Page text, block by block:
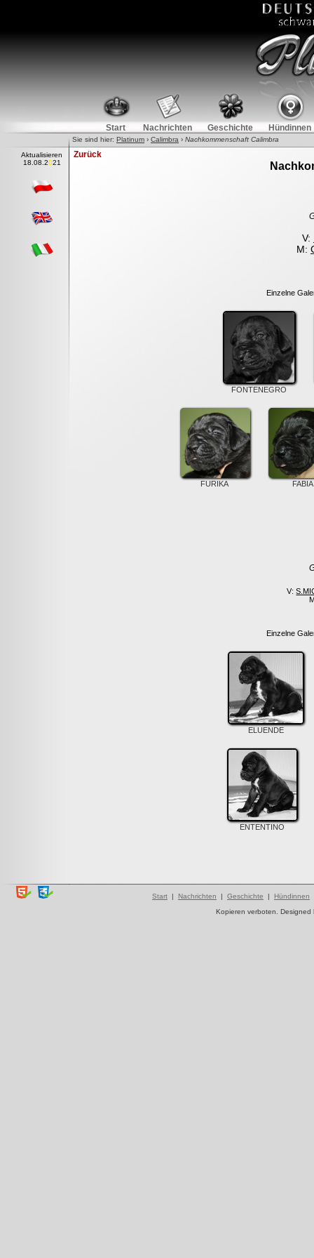
Start Nachrichten Geschichte Hündinnen
Sie sind hier: Platinum › Calimbra › Nachkommenschaft Calimbra
Aktualisieren
18 .08.2021
Zurück
V:
M:
Einzelne
FONTENEGRO
FURIKA FABIA
V:
Einzelne
ELUENDE
ENTENTINO
Start | Nachrichten | Geschichte | Hündinnen
Kopieren verboten.